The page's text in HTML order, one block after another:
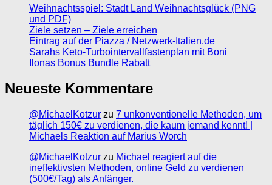
Weihnachtsspiel: Stadt Land Weihnachtsglück (PNG
und PDF)
Ziele setzen – Ziele erreichen
Eintrag auf der Piazza / Netzwerk-Italien.de
Sarahs Keto-Turbointervallfastenplan mit Boni
Ilonas Bonus Bundle Rabatt
Neueste Kommentare
@MichaelKotzur zu 7 unkonventionelle Methoden, um
täglich 150€ zu verdienen, die kaum jemand kennt! |
Michaels Reaktion auf Marius Worch
@MichaelKotzur zu Michael reagiert auf die
ineffektivsten Methoden, online Geld zu verdienen
(500€/Tag) als Anfänger.